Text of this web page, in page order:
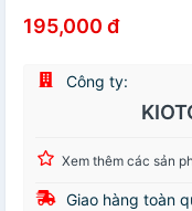
195,000 đ
Công ty:
Xem thêm các sản
Giao hàng toàn